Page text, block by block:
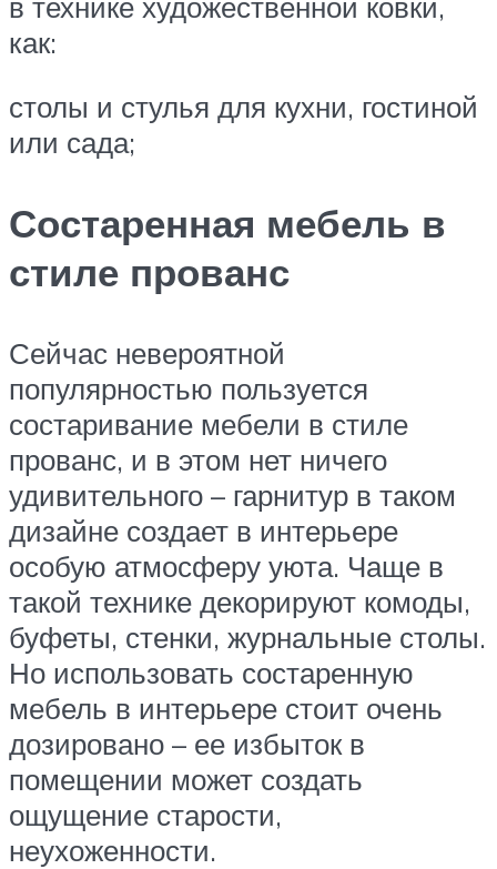
как:
столы и стулья для кухни, гостиной
или сада;
Состаренная мебель в
стиле прованс
Сейчас невероятной
популярностью пользуется
состаривание мебели в стиле
прованс, и в этом нет ничего
удивительного – гарнитур в таком
дизайне создает в интерьере
особую атмосферу уюта. Чаще в
такой технике декорируют комоды,
буфеты, стенки, журнальные столы.
Но использовать состаренную
мебель в интерьере стоит очень
дозировано – ее избыток в
помещении может создать
ощущение старости,
неухоженности.